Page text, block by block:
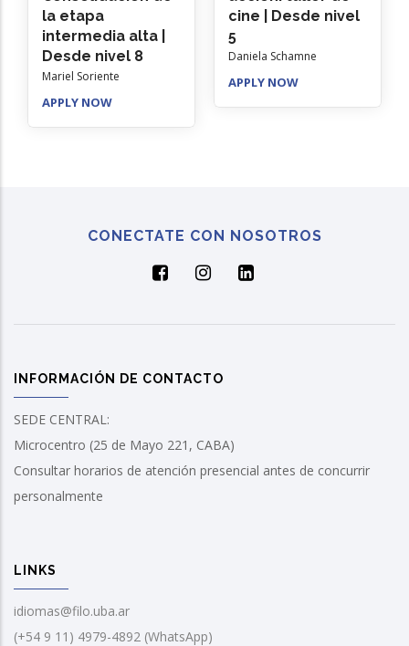
la etapa
intermedia alta |
Desde nivel 8
Mariel Soriente
APPLY NOW
cine | Desde nivel
5
Daniela Schamne
APPLY NOW
CONECTATE CON NOSOTROS
INFORMACIÓN DE CONTACTO
SEDE CENTRAL:
Microcentro (25 de Mayo 221, CABA)
Consultar horarios de atención presencial antes de concurrir
personalmente
LINKS
idiomas@filo.uba.ar
(+54 9 11) 4979-4892 (WhatsApp)